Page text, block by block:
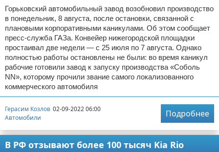
Горьковский автомобильный завод возобновил производство
в понедельник, 8 августа, после остановки, связанной с
плановыми корпоративными каникулами. Об этом сообщает
пресс-служба ГАЗа. Конвейер нижегородской площадки
простаивал две недели — с 25 июля по 7 августа. Однако
полностью работы остановлены не были: во время каникул
рабочие готовили завод к запуску производства «Соболь
NN», которому прочили звание самого локализованного
коммерческого автомобиля
Герасим Козлов 02-09-2022 06:00
Автомобили
Подробнее
В РФ отзывают более 100 тысяч Kia Rio